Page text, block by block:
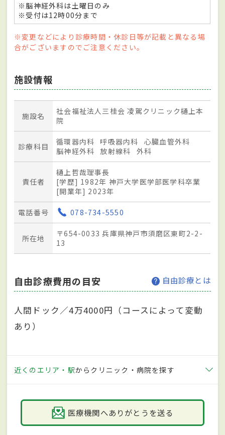
※脳神経外科は土曜日のみ
※受付は12時00分まで
※変更などにより診療時間・休診日等が記載と異なる場
合がございますのでご注意ください。
施設情報
施設名
社会福祉法人三桂会 凌駕クリニック樋上本
院
診療科目 循環器内科 呼吸器内科
心臓血管外科
脳神経外科
放射線科 外科
責任者
樋上哲哉理事長
[学歴] 1982年 神戸大学医学部医学科卒業
[開業年] 2023年
電話番号 078-734-5550
所在地
〒654-0033 兵庫県神戸市須磨区東町2-2-
13
自由診療費用の目安 自由診療とは
人間ドック／4万4000円（コースによって変動
あり）
近くのエリア・駅からクリニック・病院を探す
医療機関へありがとうを送る